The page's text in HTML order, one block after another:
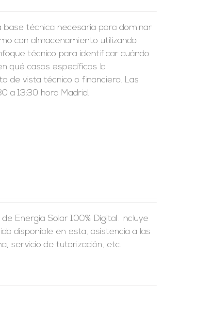
técnica necesaria para dominar
con almacenamiento utilizando
técnico para identificar cuándo
qué casos específicos la
de vista técnico o financiero. Las
a 13:30 hora Madrid.
Energía Solar 100% Digital. Incluye
disponible en esta, asistencia a las
servicio de tutorización, etc.